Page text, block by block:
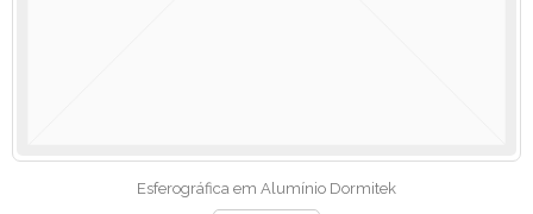
Esferográfica em Alumínio Dormitek